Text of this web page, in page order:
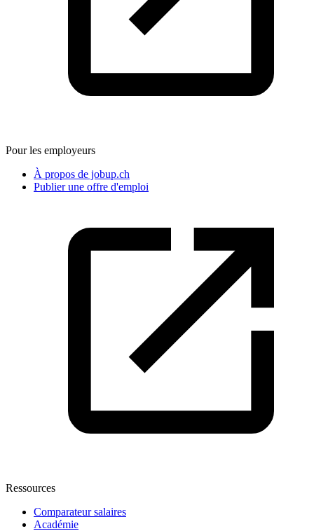
Pour les employeurs
À propos de jobup.ch
Publier une offre d'emploi
Ressources
Comparateur salaires
Académie